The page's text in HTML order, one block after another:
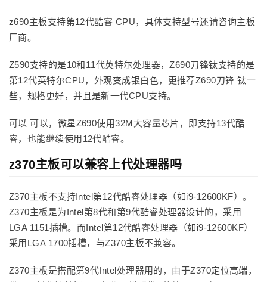
z690主板支持第12代酷睿 CPU，具体支持型号还请咨询主板
厂商。
Z590支持的是10和11代英特尔处理器，Z690刀锋钛支持的是
第12代英特尔CPU，外观变成银白色，更推荐Z690刀锋 钛一
些，规格更好，并且是新一代CPU支持。
可以 可以，微星Z690使用32M大容量芯片，即支持13代酷
睿，也能继续使用12代酷睿。
z370主板可以兼容上代处理器吗
Z370主板不支持Intel第12代酷睿处理器（如i9-12600KF）。
Z370主板是为Intel第8代和第9代酷睿处理器设计的，采用
LGA 1151插槽。而Intel第12代酷睿处理器（如i9-12600KF）
采用LGA 1700插槽，与Z370主板不兼容。
Z370主板是搭配第9代Intel处理器用的，由于Z370定位高端，